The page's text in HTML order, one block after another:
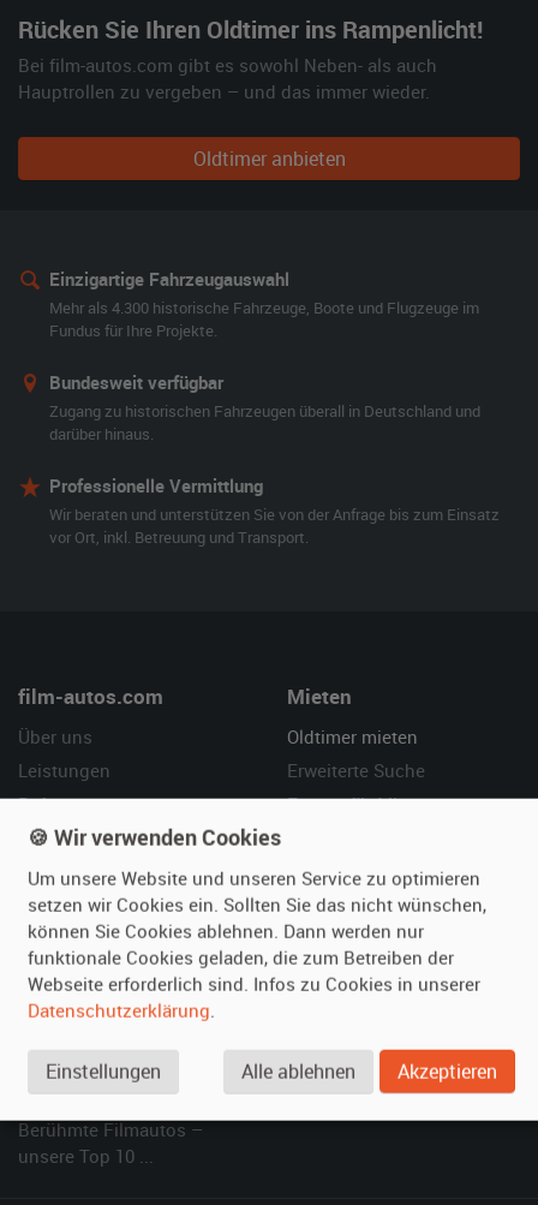
Rücken Sie Ihren Oldtimer ins Rampenlicht!
Bei film-autos.com gibt es sowohl Neben- als auch
Hauptrollen zu vergeben – und das immer wieder.
Oldtimer anbieten
Einzigartige Fahrzeugauswahl
Mehr als 4.300 historische Fahrzeuge, Boote und Flugzeuge im
Fundus für Ihre Projekte.
Bundesweit verfügbar
Zugang zu historischen Fahrzeugen überall in Deutschland und
darüber hinaus.
Professionelle Vermittlung
Wir beraten und unterstützen Sie von der Anfrage bis zum Einsatz
vor Ort, inkl. Betreuung und Transport.
film-autos.com
Über uns
Leistungen
Referenzen
Kundenmeinungen
Mieten
Oldtimer mieten
Erweiterte Suche
Fragen für Mieter
Vermieten
Oldtimer anmelden
Fotos senden
Fragen für Vermieter
Hilfe
Häufige Fragen (FAQ)
So funktioniert's
Berühmte Filmautos –
unsere Top 10 ...
🍪 Wir verwenden Cookies
Um unsere Website und unseren Service zu optimieren
setzen wir Cookies ein. Sollten Sie das nicht wünschen,
können Sie Cookies ablehnen. Dann werden nur
funktionale Cookies geladen, die zum Betreiben der
Webseite erforderlich sind. Infos zu Cookies in unserer
Datenschutzerklärung.
Einstellungen Alle ablehnen Akzeptieren